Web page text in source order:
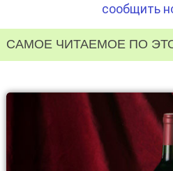
сообщить
САМОЕ ЧИТАЕМОЕ ПО